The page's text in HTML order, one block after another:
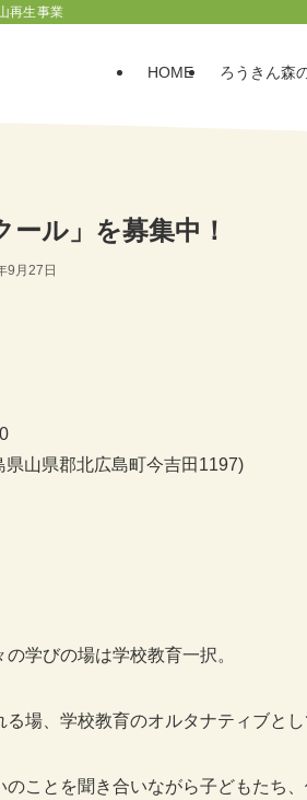
再生事業
HOME ろうきん森
ル」を募集中！
9月27日
山県郡北広島町今吉田1197)
学びの場は学校教育一択。
場、学校教育のオルタナティブと
ことを聞き合いながら子どもたち